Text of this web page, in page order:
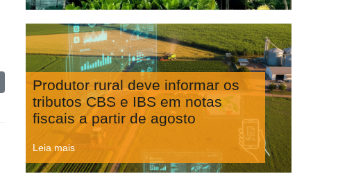
Produtor rural deve informar os
tributos CBS e IBS em notas
fiscais a partir de agosto
Leia mais